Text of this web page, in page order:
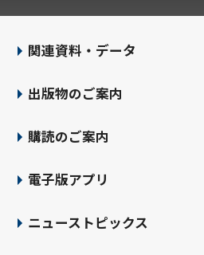
関連資料・データ
出版物のご案内
購読のご案内
電子版アプリ
ニューストピックス